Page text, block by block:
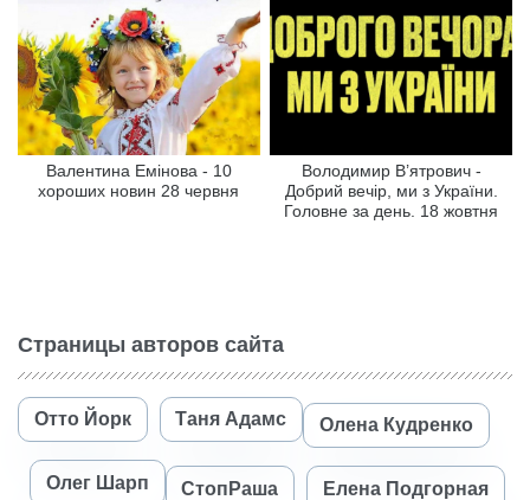
Валентина Емінова - 10
хороших новин 28 червня
Володимир В’ятрович -
Добрий вечір, ми з України.
Головне за день. 18 жовтня
Страницы авторов сайта
Отто Йорк Таня Адамс Олена Кудренко
Олег Шарп СтопРаша Елена Подгорная